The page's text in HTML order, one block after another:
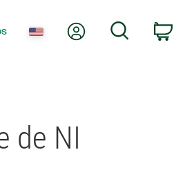
Mi cuenta Búsqueda
de NI